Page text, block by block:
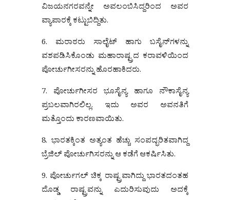
ವಿಜಯನಗರವನ್ನೇ ಅವಲಂಬಿಸಿದ್ದರಿಂದ ಅವರ
ವ್ಯಾಪಾರಕ್ಕೆ ಕಟ್ಟುಬಿದ್ದಿತು.
6. ಮರಾಠರು ಸಾಲೈಟ್ ಹಾಗು ಬಸೈನ್‌ಗಳನ್ನು
ವಶಪಡಿಸಿಕೊಂಡು ಮಹಾರಾಷ್ಟ್ರದ ಕರಾವಳಿಯಿಂದ
ಪೋರ್ಚುಗೀಸರನ್ನು ಹೊರಹಾಕಿದರು.
7. ಪೋರ್ಚುಗೀಸರ ಭೂಸೈನ್ಯ ಹಾಗೂ ನೌಕಾಸೈನ್ಯ
ಪ್ರಬಲವಾಗಿರಲಿಲ್ಲ. ಇದು ಅವರ ಅವನತಿಗೆ
ಮತ್ತೊಂದು ಕಾರಣವಾಯಿತು.
8. ಭಾರತಕ್ಕಿಂತ ಅತ್ಯಂತ ಹೆಚ್ಚು ಸಂಪದ್ಭರಿತವಾಗಿದ್ದ
ಬ್ರೆಜಿಲ್ ಪೋರ್ಚುಗಿಸರನ್ನು ಆ ಕಡೆಗೆ ಆಕರ್ಷಿಸಿತು.
9. ಪೋರ್ಚುಗಲ್ ಚಿಕ್ಕ ರಾಷ್ಟ್ರವಾಗಿದ್ದು ಭಾರತದಂತಹ
ದೊಡ್ಡ ರಾಷ್ಟ್ರವನ್ನು ಎದುರಿಸುವುದು ಅದಕ್ಕೆ